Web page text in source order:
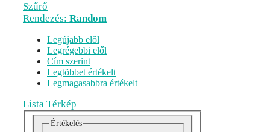
Szűrő
Rendezés: Random
Legújabb elől
Legrégebbi elől
Cím szerint
Legtöbbet értékelt
Legmagasabbra értékelt
Lista Térkép
Értékelés